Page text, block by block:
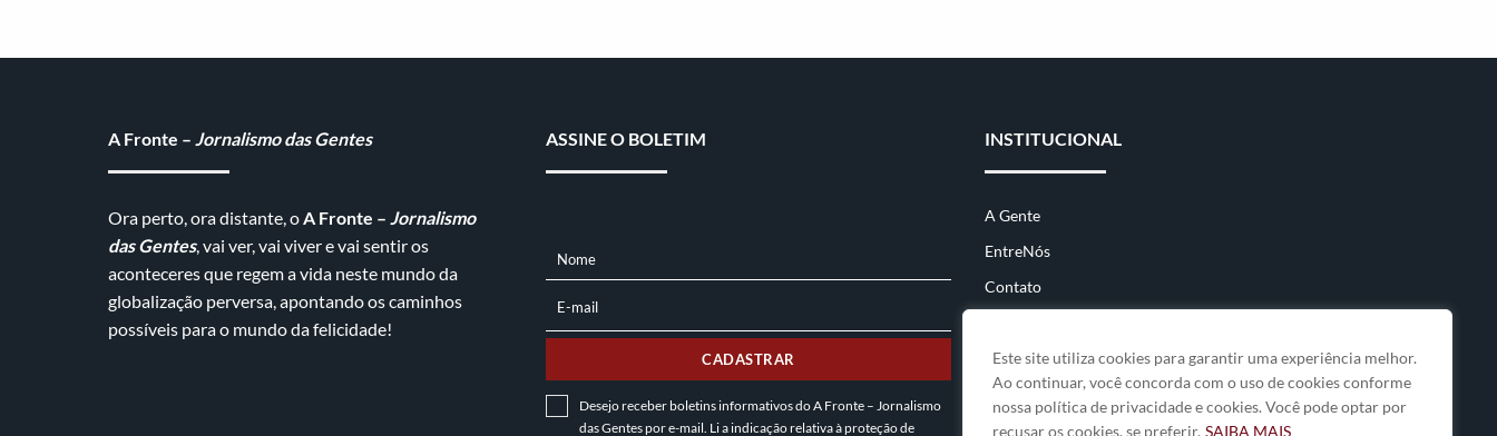
Este site utiliza cookies para garantir uma experiência melhor.
Ao continuar, você concorda com o uso de cookies conforme
nossa política de privacidade e cookies. Você pode optar por
recusar os cookies, se preferir. SAIBA MAIS
A Fronte –Jornalismo das Gentes
Ora perto, ora distante, oA Fronte –Jornalismo
das Gentes, vai ver, vai viver e vai sentir os
aconteceres que regem a vida neste mundo da
globalização perversa, apontando os caminhos
possíveis para o mundo da felicidade!
ASSINE O BOLETIM
NOME
Nome
MAIL
E-mail
CADASTRAR
Desejo receber boletins informativos do A Fronte – Jornalismo
das Gentes por e-mail. Li a indicação relativa àproteção de
INSTITUCIONAL
A Gente
EntreNós
Contato